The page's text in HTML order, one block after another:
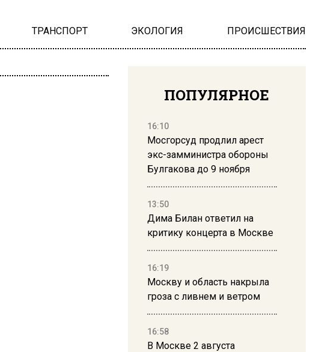
ТРАНСПОРТ ЭКОЛОГИЯ ПРОИСШЕСТВИЯ
ПОПУЛЯРНОЕ
16:10
Мосгорсуд продлил арест
экс-замминистра обороны
Булгакова до 9 ноября
13:50
Дима Билан ответил на
критику концерта в Москве
16:19
Москву и область накрыла
гроза с ливнем и ветром
16:58
В Москве 2 августа